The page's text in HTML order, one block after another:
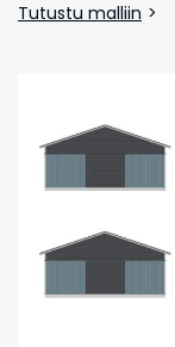
Tutustu malliin